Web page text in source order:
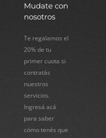
Mudate con
nosotros
Te regalamos el
20% de tu
primer cuota si
contratás
nuestros
servicios.
Ingresá acá
para saber
cómo tenés que